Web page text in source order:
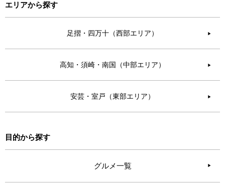
エリアから探す
足摺・四万十（西部エリア） ▶︎
高知・須崎・南国（中部エリア） ▶︎
安芸・室戸（東部エリア） ▶︎
目的から探す
グルメ一覧